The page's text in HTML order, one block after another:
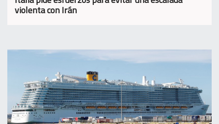
violenta con Irán